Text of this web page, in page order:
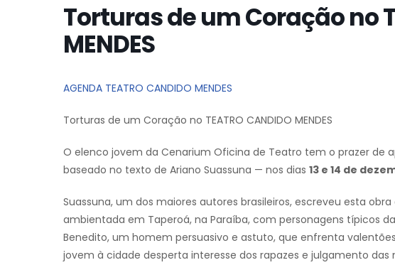
Torturas de um Coração no
MENDES
AGENDA TEATRO CANDIDO MENDES
Torturas de um Coração no TEATRO CANDIDO MENDES
O elenco jovem da Cenarium Oficina de Teatro tem o prazer de
baseado no texto de Ariano Suassuna — nos dias 13 e 14 de
Suassuna, um dos maiores autores brasileiros, escreveu esta
ambientada em Taperoá, na Paraíba, com personagens típicos
Benedito, um homem persuasivo e astuto, que enfrenta
jovem à cidade desperta interesse dos rapazes e julgamento das